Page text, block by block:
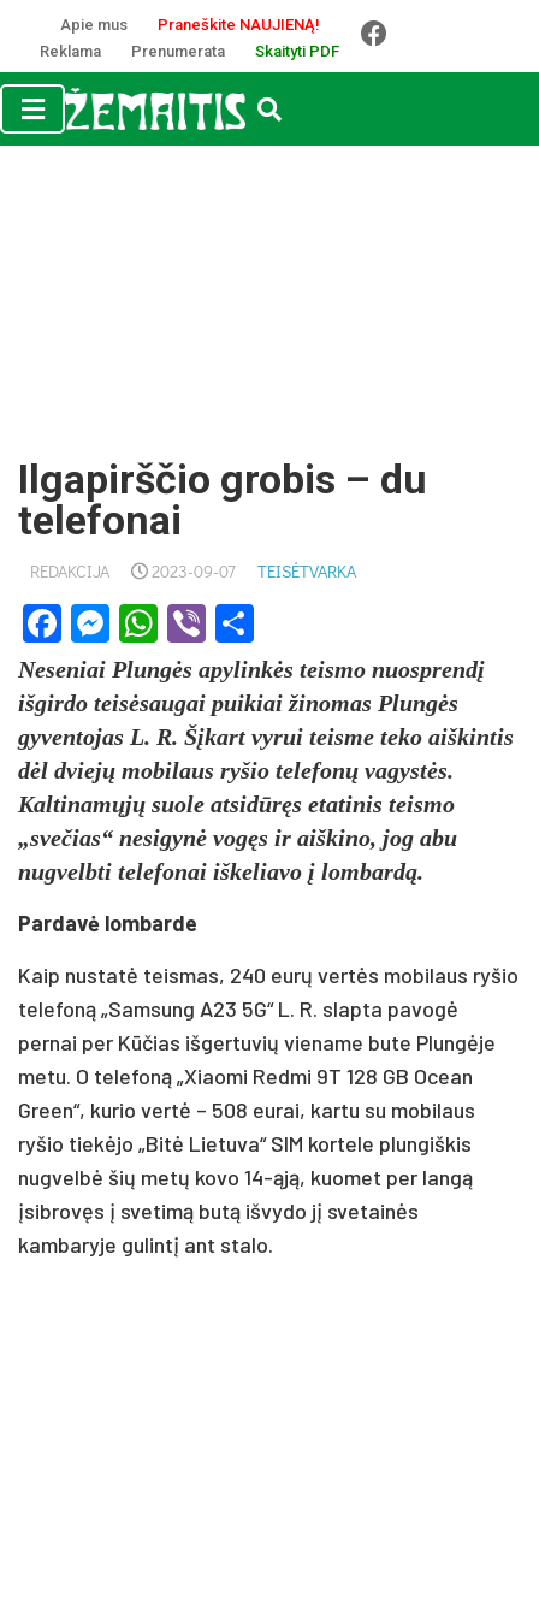
Apie mus
Praneškite NAUJIENĄ!
Reklama
Prenumerata Skaityti PDF
Ilgapirščio grobis – du
telefonai
REDAKCIJA 2023-09-07 TEISĖTVARKA
Facebook
Messenger
WhatsApp
Viber
Neseniai Plungės apylinkės teismo nuosprendį
išgirdo teisėsaugai puikiai žinomas Plungės
gyventojas L. R. Šįkart vyrui teisme teko aiškintis
dėl dviejų mobilaus ryšio telefonų vagystės.
Kaltinamųjų suole atsidūręs etatinis teismo
„svečias“ nesigynė vogęs ir aiškino, jog abu
nugvelbti telefonai iškeliavo į lombardą.
Pardavė lombarde
Kaip nustatė teismas, 240 eurų vertės mobilaus ryšio
telefoną „Samsung A23 5G“ L. R. slapta pavogė
pernai per Kūčias išgertuvių viename bute Plungėje
metu. O telefoną „Xiaomi Redmi 9T 128 GB Ocean
Green“, kurio vertė – 508 eurai, kartu su mobilaus
ryšio tiekėjo „Bitė Lietuva“ SIM kortele plungiškis
nugvelbė šių metų kovo 14-ąją, kuomet per langą
įsibrovęs į svetimą butą išvydo jį svetainės
kambaryje gulintį ant stalo.